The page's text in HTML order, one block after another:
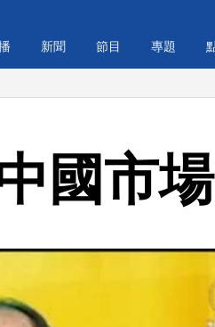
新聞 節目 專題
國市